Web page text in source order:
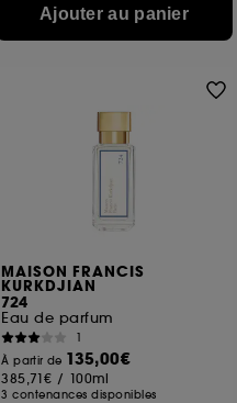
Ajouter au panier
MAISON FRANCIS
KURKDJIAN
724
Eau de parfum
1
À partir de 135,00€
385,71€ / 100ml
3 contenances disponibles